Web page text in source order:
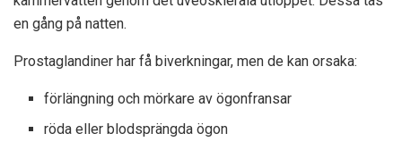
en gång på natten.
Prostaglandiner har få biverkningar, men de kan orsaka:
förlängning och mörkare av ögonfransar
röda eller blodsprängda ögon